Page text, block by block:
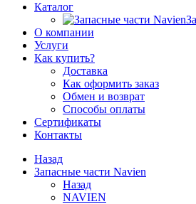
Каталог
О компании
Услуги
Как купить?
Доставка
Как оформить заказ
Обмен и возврат
Способы оплаты
Сертификаты
Контакты
Назад
Запасные части Navien
Назад
NAVIEN